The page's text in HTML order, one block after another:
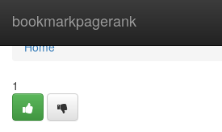
bookmarkpagerank
Home
Home
1